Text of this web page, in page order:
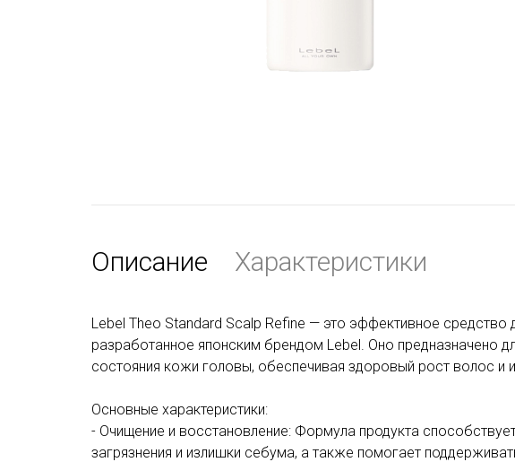
Описание Характеристики
Lebel Theo Standard Scalp Refine — это эффективное средство
разработанное японским брендом Lebel. Оно предназначено
состояния кожи головы, обеспечивая здоровый рост волос и
Основные характеристики:
- Очищение и восстановление: Формула продукта
загрязнения и излишки себума, а также помогает